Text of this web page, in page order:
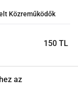
Közreműködők
150 TL
az